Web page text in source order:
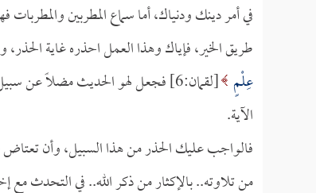
في أمر دينك ودنياك، أما سماع المطربين
طريق الخير، فإياك وهذا العمل احذره غاية
عِلْمٍ
[لقمان:6] فجعل لهو الحديث مضلاً عن
الآية.
فالواجب عليك الحذر من هذا السبيل، وأن تعتاض عن
من تلاوته.. بالإكثار من ذكر الله.. في التحدث مع